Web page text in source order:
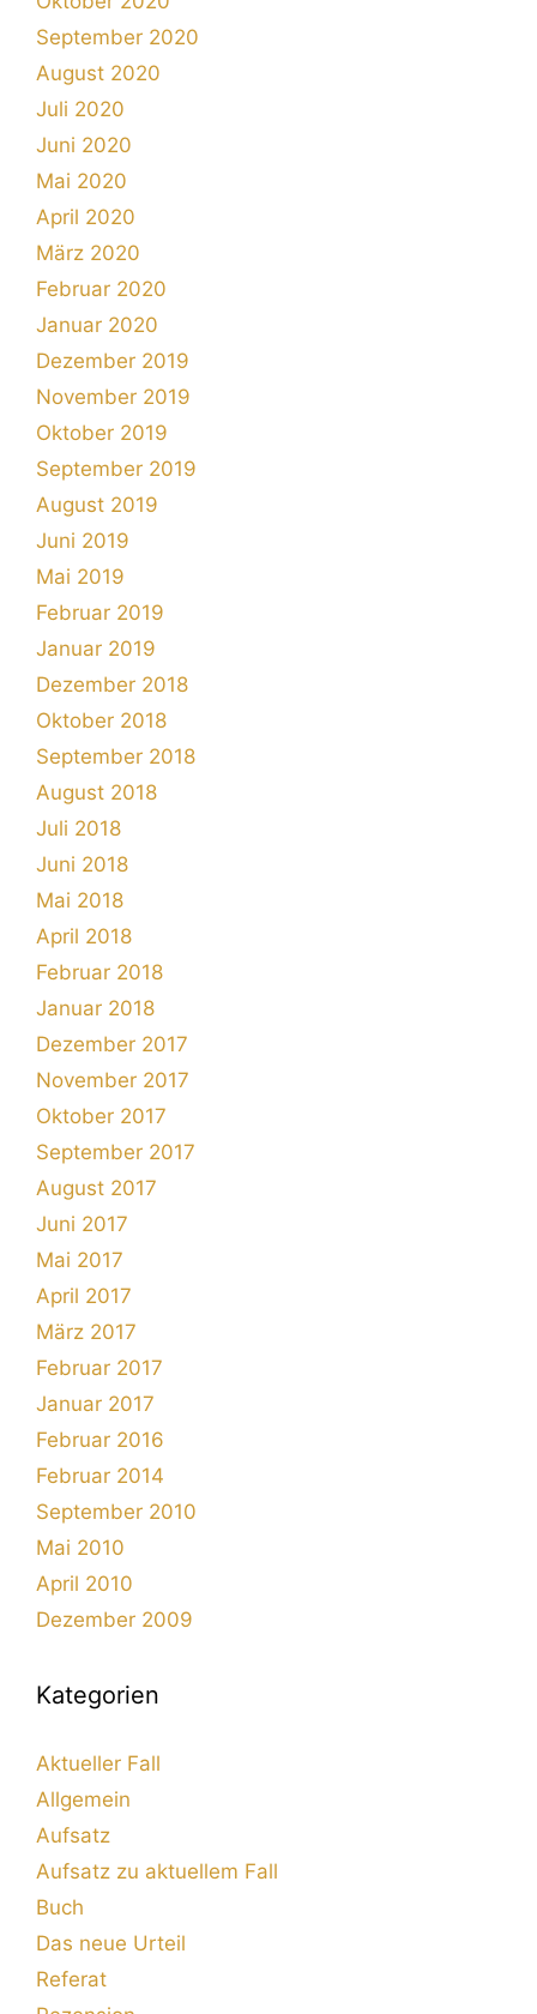
September 2020
August 2020
Juli 2020
Juni 2020
Mai 2020
April 2020
März 2020
Februar 2020
Januar 2020
Dezember 2019
November 2019
Oktober 2019
September 2019
August 2019
Juni 2019
Mai 2019
Februar 2019
Januar 2019
Dezember 2018
Oktober 2018
September 2018
August 2018
Juli 2018
Juni 2018
Mai 2018
April 2018
Februar 2018
Januar 2018
Dezember 2017
November 2017
Oktober 2017
September 2017
August 2017
Juni 2017
Mai 2017
April 2017
März 2017
Februar 2017
Januar 2017
Februar 2016
Februar 2014
September 2010
Mai 2010
April 2010
Dezember 2009
Kategorien
Aktueller Fall
Allgemein
Aufsatz
Aufsatz zu aktuellem Fall
Buch
Das neue Urteil
Referat